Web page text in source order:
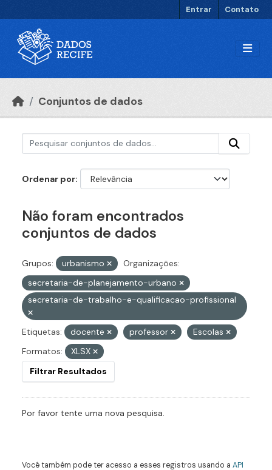
Entrar Contato
Conjuntos de dados
Ordenar por
Não foram encontrados
conjuntos de dados
Grupos: urbanismo
Organizações:
secretaria-de-planejamento-urbano
secretaria-de-trabalho-e-qualificacao-profissional
Etiquetas: docente professor
Escolas
Formatos:
XLSX
Filtrar Resultados
Por favor tente uma nova pesquisa.
Você também pode ter acesso a esses registros usando a API